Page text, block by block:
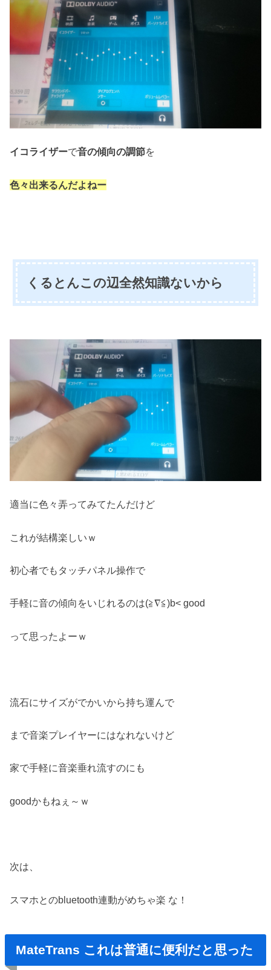
イコライザーで音の傾向の調節を
色々出来るんだよねー
くるとんこの辺全然知識ないから
適当に色々弄ってみてたんだけど
これが結構楽しいｗ
初心者でもタッチパネル操作で
手軽に音の傾向をいじれるのは(≧∇≦)b< good
って思ったよーｗ
流石にサイズがでかいから持ち運んで
まで音楽プレイヤーにはなれないけど
家で手軽に音楽垂れ流すのにも
goodかもねぇ～ｗ
次は、
スマホとのbluetooth連動がめちゃ楽 な！
MateTrans これは普通に便利だと思った